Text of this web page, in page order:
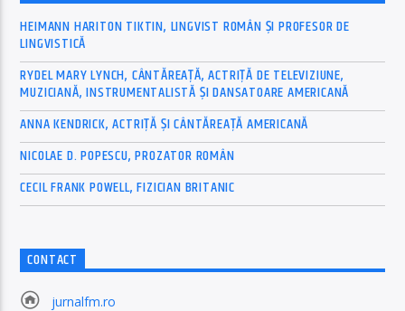
HEIMANN HARITON TIKTIN, LINGVIST ROMÂN ȘI PROFESOR DE
LINGVISTICĂ
RYDEL MARY LYNCH, CÂNTĂREAȚĂ, ACTRIȚĂ DE TELEVIZIUNE,
MUZICIANĂ, INSTRUMENTALISTĂ ȘI DANSATOARE AMERICANĂ
ANNA KENDRICK, ACTRIȚĂ ȘI CÂNTĂREAȚĂ AMERICANĂ
NICOLAE D. POPESCU, PROZATOR ROMÂN
CECIL FRANK POWELL, FIZICIAN BRITANIC
CONTACT
jurnalfm.ro